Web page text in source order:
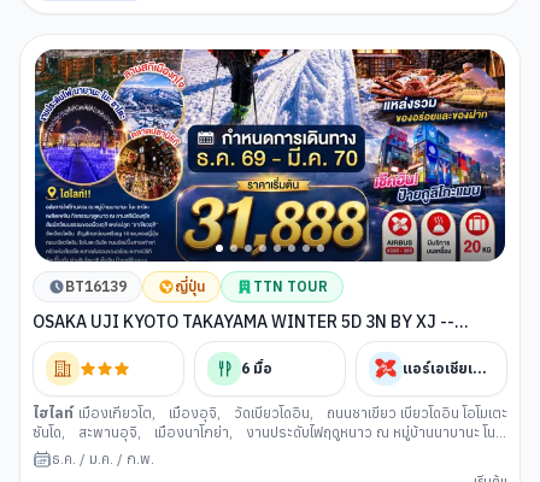
BT16139 ญี่ปุ่น TTN TOUR
OSAKA UJI KYOTO TAKAYAMA WINTER 5D 3N BY XJ --
DEC'26 - MAR'27 -- ซุปตาร์...โอซาก้าเที่ยวเพลิน..หลบบ้านไม่ถูกเลย
นิ!
6 มื้อ แอร์เอเชียเอ็กซ์
ไฮไลท์ เมืองเกียวโต, เมืองอุจิ, วัดเบียวโดอิน,
ถนนชาเขียว เบียวโดอิน โอโมเตะ
ซันโด, สะพานอุจิ, เมืองนาโกย่า,
งานประดับไฟฤดูหนาว ณ หมู่บ้านนาบานะ โนะ
ซาโตะ, เมืองกุโจฮาจิมัง
ซาคาเอะ
ศาลเจ้าเฮอัน เมืองโอซาก้า
ธ.ค. / ม.ค. / ก.พ.